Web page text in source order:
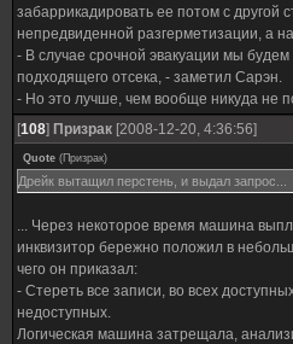
забаррикадировать ее потом с другой
непредвиденной разгерметизации, а
- В случае срочной эвакуации мы
подходящего отсека, - заметил Сарэн.
- Но это лучше, чем вообще никуда не
[108] Призрак [2008-12-20, 4:36:56]
Quote (Призрак)
Дрейк вытащил перстень, и выдал запрос...
... Через некоторое время машина
инквизитор бережно положил в
чего он приказал:
- Стереть все записи, во всех
недоступных.
Логическая машина затрещала,